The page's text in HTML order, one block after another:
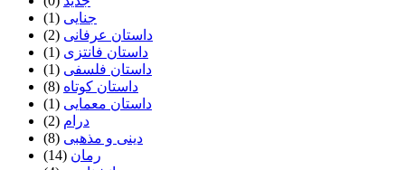
جنایی (1)
داستان عرفانی (2)
داستان فانتزی (1)
داستان فلسفی (1)
داستان کوتاه (8)
داستان معمایی (1)
درام (2)
دینی و مذهبی (8)
رمان (14)